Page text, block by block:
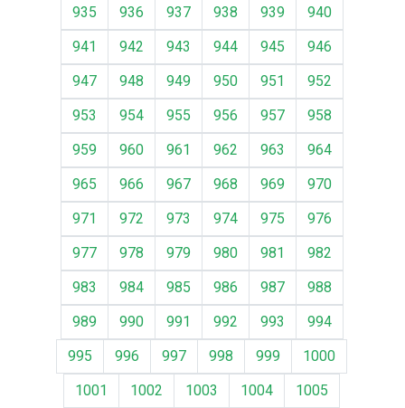
935
936 937 938 939
940
941
942 943 944 945
946
947
948 949 950 951
952
953
954 955 956 957
958
959
960 961 962 963
964
965
966 967 968 969
970
971
972 973 974 975
976
977
978 979 980 981
982
983
984 985 986 987
988
989
990 991 992 993
994
995
996 997 998 999
1000
1001
1002 1003 1004
1005